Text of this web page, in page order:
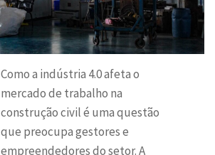
Como a indústria 4.0 afeta o
mercado de trabalho na
construção civil é uma questão
que preocupa gestores e
empreendedores do setor. A